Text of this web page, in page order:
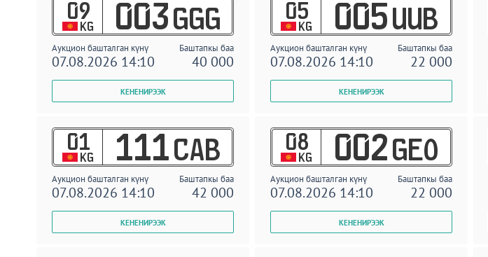
09
KG 003 GGG
Аукцион башталган күнү Баштапкы баа
07.08.2026 14:10 40 000
05
KG 005 UUB
Аукцион башталган күнү Баштапкы баа
07.08.2026 14:10 22 000
01
KG 111 CAB
Аукцион башталган күнү Баштапкы баа
07.08.2026 14:10 42 000
08
KG 002 GEO
Аукцион башталган күнү Баштапкы баа
07.08.2026 14:10 22 000